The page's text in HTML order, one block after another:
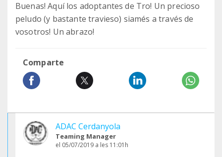
Buenas! Aquí los adoptantes de Tro! Un precioso
peludo (y bastante travieso) siamés a través de
vosotros! Un abrazo!
Comparte
ADAC Cerdanyola
Teaming Manager
el 05/07/2019 a les 11:01h